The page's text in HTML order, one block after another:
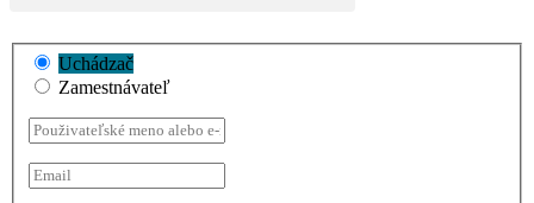
Uchádzač
Zamestnávateľ